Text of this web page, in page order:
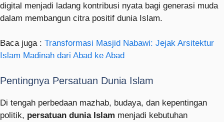
digital menjadi ladang kontribusi nyata bagi generasi muda
dalam membangun citra positif dunia Islam.
Baca juga : Transformasi Masjid Nabawi: Jejak Arsitektur
Islam Madinah dari Abad ke Abad
Pentingnya Persatuan Dunia Islam
Di tengah perbedaan mazhab, budaya, dan kepentingan
politik, persatuan dunia Islam menjadi kebutuhan